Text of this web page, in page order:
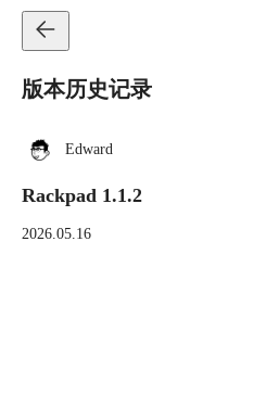
版本历史记录
Edward
Rackpad 1.1.2
2026.05.16